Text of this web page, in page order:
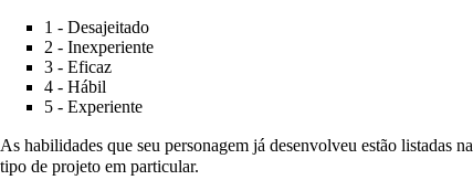
1 - Desajeitado
2 - Inexperiente
3 - Eficaz
4 - Hábil
5 - Experiente
As habilidades que seu personagem já desenvolveu estão listadas na
tipo de projeto em particular.